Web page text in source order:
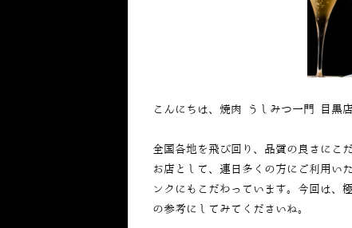
こんにちは、焼肉 うしみつ一門 目黒店
全国各地を飛び回り、品質の良さにこ
お店として、連日多くの方にご利用い
ンクにもこだわっています。今回は、
の参考にしてみてくださいね。